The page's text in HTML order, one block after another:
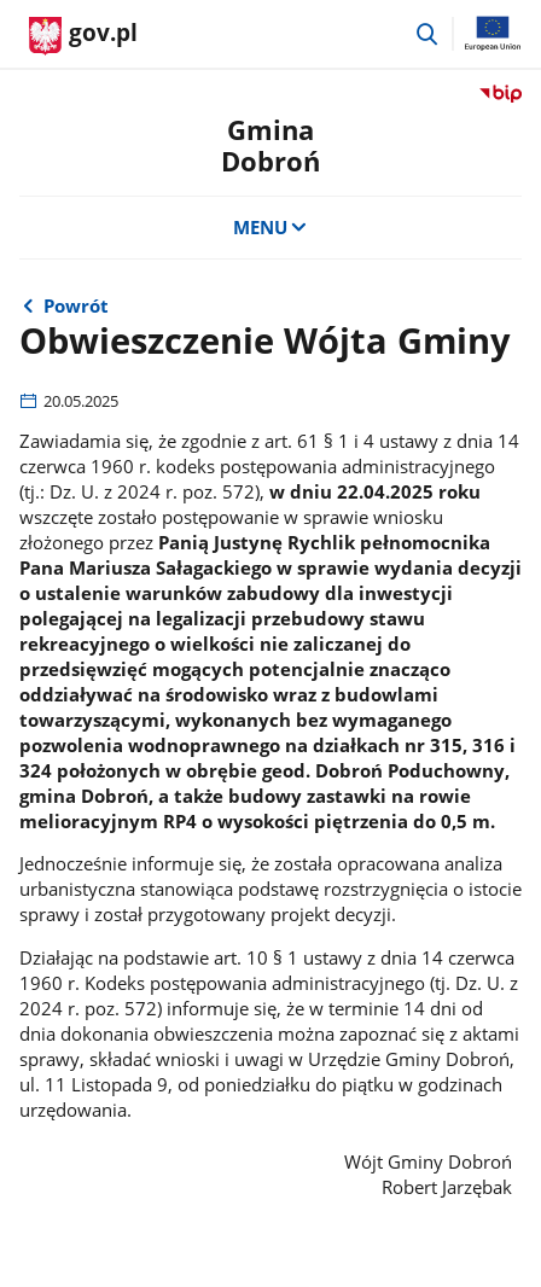
gov.pl
przejdź
Przejdź
Gmina
Dobroń
MENU
Powrót
Obwieszczenie Wójta Gminy
20.05.2025
Zawiadamia się, że zgodnie z art. 61 § 1 i 4 ustawy z dnia 14
czerwca 1960 r. kodeks postępowania administracyjnego
(tj.: Dz. U. z 2024 r. poz. 572), w dniu 22.04.2025 roku
wszczęte zostało postępowanie w sprawie wniosku
złożonego przez Panią Justynę Rychlik pełnomocnika
Pana Mariusza Sałagackiego w sprawie wydania decyzji
o ustalenie warunków zabudowy dla inwestycji
polegającej na legalizacji przebudowy stawu
rekreacyjnego o wielkości nie zaliczanej do
przedsięwzięć mogących potencjalnie znacząco
oddziaływać na środowisko wraz z budowlami
towarzyszącymi, wykonanych bez wymaganego
pozwolenia wodnoprawnego na działkach nr 315, 316 i
324 położonych w obrębie geod. Dobroń Poduchowny,
gmina Dobroń, a także budowy zastawki na rowie
melioracyjnym RP4 o wysokości piętrzenia do 0,5 m.
Jednocześnie informuje się, że została opracowana analiza
urbanistyczna stanowiąca podstawę rozstrzygnięcia o istocie
sprawy i został przygotowany projekt decyzji.
Działając na podstawie art. 10 § 1 ustawy z dnia 14 czerwca
1960 r. Kodeks postępowania administracyjnego (tj. Dz. U. z
2024 r. poz. 572) informuje się, że w terminie 14 dni od
dnia dokonania obwieszczenia można zapoznać się z aktami
sprawy, składać wnioski i uwagi w Urzędzie Gminy Dobroń,
ul. 11 Listopada 9, od poniedziałku do piątku w godzinach
urzędowania.
Wójt Gminy Dobroń
Robert Jarzębak